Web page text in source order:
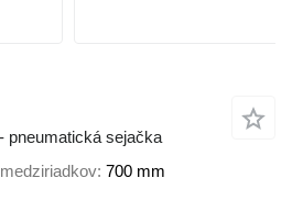
pneumatická sejačka
700 mm